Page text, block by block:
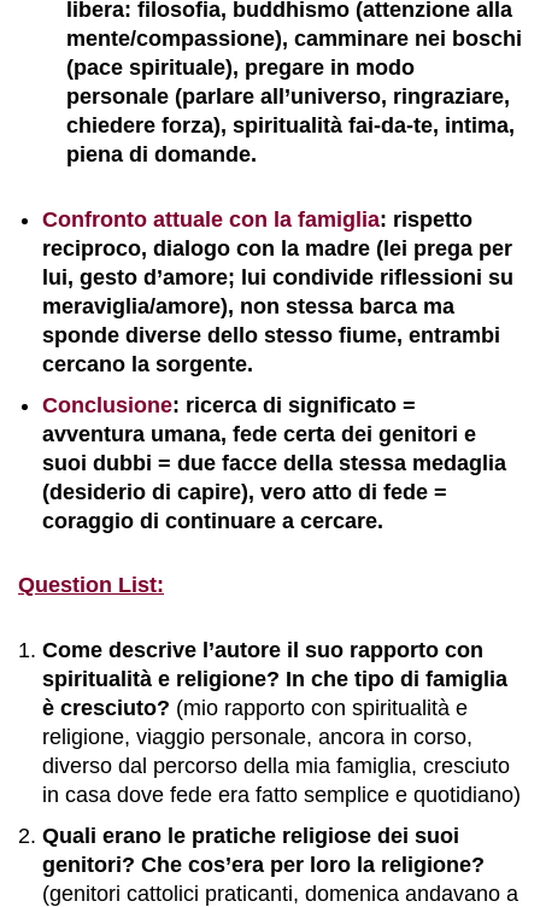
libera: filosofia, buddhismo (attenzione alla
mente/compassione), camminare nei boschi
(pace spirituale), pregare in modo
personale (parlare all’universo, ringraziare,
chiedere forza), spiritualità fai-da-te, intima,
piena di domande.
Confronto attuale con la famiglia: rispetto
reciproco, dialogo con la madre (lei prega per
lui, gesto d’amore; lui condivide riflessioni su
meraviglia/amore), non stessa barca ma
sponde diverse dello stesso fiume, entrambi
cercano la sorgente.
Conclusione: ricerca di significato =
avventura umana, fede certa dei genitori e
suoi dubbi = due facce della stessa medaglia
(desiderio di capire), vero atto di fede =
coraggio di continuare a cercare.
Question List:
Come descrive l’autore il suo rapporto con
spiritualità e religione? In che tipo di famiglia
è cresciuto? (mio rapporto con spiritualità e
religione, viaggio personale, ancora in corso,
diverso dal percorso della mia famiglia, cresciuto
in casa dove fede era fatto semplice e quotidiano)
Quali erano le pratiche religiose dei suoi
genitori? Che cos’era per loro la religione?
(genitori cattolici praticanti, domenica andavano a